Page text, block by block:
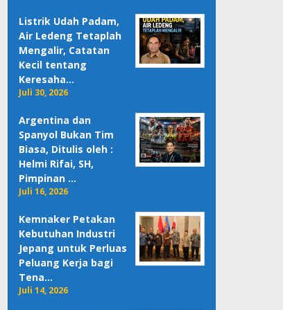
Listrik Udah Padam,
Air Ledeng Tetaplah
Mengalir, Catatan
Kecil tentang
Keresaha…
Juli 30, 2026
Argentina dan
Spanyol Bukan Tim
Biasa, Ditulis oleh :
Helmi Rifai, SH,
Pimpinan …
Juli 16, 2026
Kemnaker Petakan
Kebutuhan Industri
Jepang untuk Perluas
Peluang Kerja bagi
Tena…
Juli 14, 2026